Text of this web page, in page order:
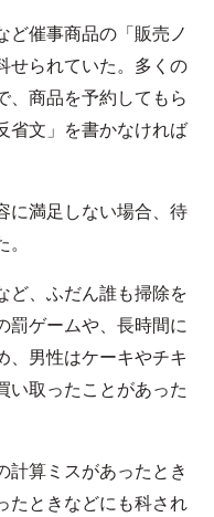
ど催事商品の「販売ノ
せられていた。多くの
、商品を予約してもら
省文」を書かなければ
に満足しない場合、待
ど、ふだん誰も掃除を
罰ゲームや、長時間に
、男性はケーキやチキ
い取ったことがあった
計算ミスがあったとき
たときなどにも科され